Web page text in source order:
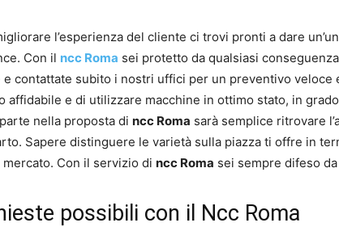
l’esperienza del cliente ci trovi pronti a dare
Con il ncc Roma sei protetto da qualsiasi
e contattate subito i nostri uffici per un preventivo veloce
affidabile e di utilizzare macchine in ottimo stato, in
nella proposta di ncc Roma sarà semplice ritrovare
Sapere distinguere le varietà sulla piazza ti offre in
Con il servizio di ncc Roma sei sempre difeso
possibili con il Ncc Roma